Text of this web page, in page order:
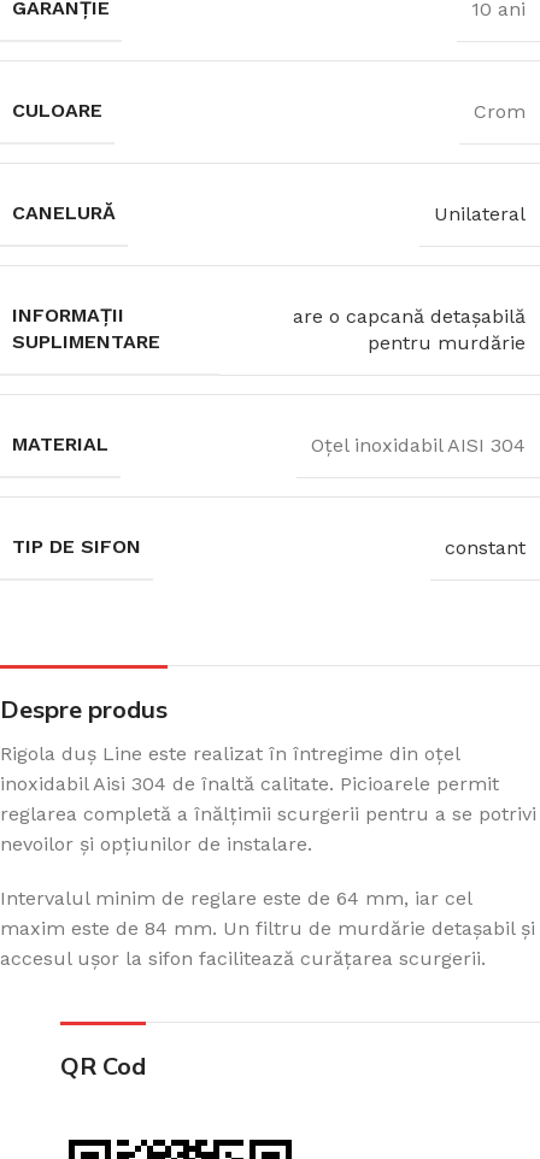
GARANȚIE 10 ani
CULOARE Crom
CANELURĂ Unilateral
INFORMAȚII
SUPLIMENTARE
are o capcană detașabilă
pentru murdărie
MATERIAL Oțel inoxidabil AISI 304
TIP DE SIFON constant
Despre produs
Rigola duș Line este realizat în întregime din oțel
inoxidabil Aisi 304 de înaltă calitate. Picioarele permit
reglarea completă a înălțimii scurgerii pentru a se potrivi
nevoilor și opțiunilor de instalare.
Intervalul minim de reglare este de 64 mm, iar cel
maxim este de 84 mm. Un filtru de murdărie detașabil și
accesul ușor la sifon facilitează curățarea scurgerii.
QR Cod